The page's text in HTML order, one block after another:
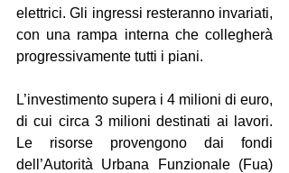
elettrici. Gli ingressi resteranno invariati,
con una rampa interna che collegherà
progressivamente tutti i piani.
L’investimento supera i 4 milioni di euro,
di cui circa 3 milioni destinati ai lavori.
Le risorse provengono dai fondi
dell’Autorità Urbana Funzionale (Fua)